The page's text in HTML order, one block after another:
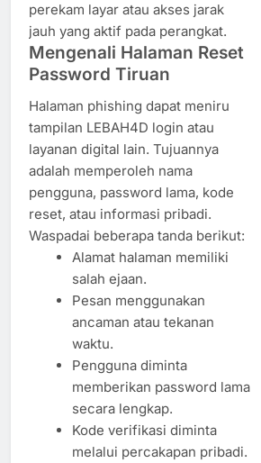
perekam layar atau akses jarak
jauh yang aktif pada perangkat.
Mengenali Halaman Reset
Password Tiruan
Halaman phishing dapat meniru
tampilan LEBAH4D login atau
layanan digital lain. Tujuannya
adalah memperoleh nama
pengguna, password lama, kode
reset, atau informasi pribadi.
Waspadai beberapa tanda berikut:
Alamat halaman memiliki
salah ejaan.
Pesan menggunakan
ancaman atau tekanan
waktu.
Pengguna diminta
memberikan password lama
secara lengkap.
Kode verifikasi diminta
melalui percakapan pribadi.